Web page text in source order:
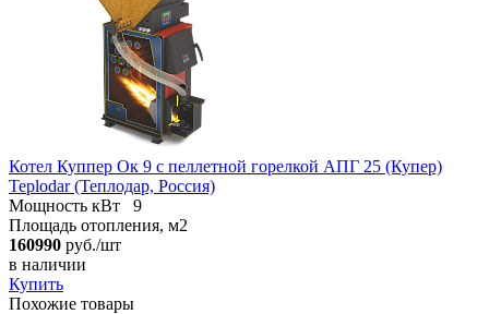
Котел Куппер Ок 9 с пеллетной горелкой АПГ 25 (Купер)
Teplodar (Теплодар, Россия)
Мощность кВт
9
Площадь отопления, м2
160990 руб./шт
в наличии
Купить
Похожие товары